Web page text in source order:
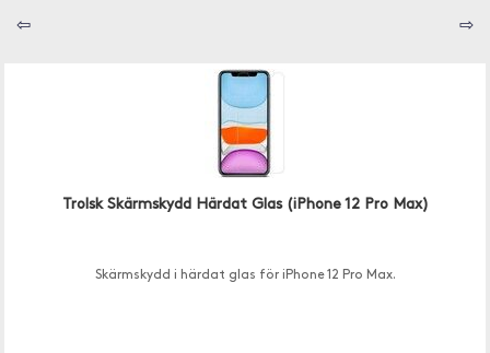
⇦ ⇨
Trolsk Skärmskydd Härdat Glas (iPhone 12 Pro Max)
Skärmskydd i härdat glas för iPhone 12 Pro Max.